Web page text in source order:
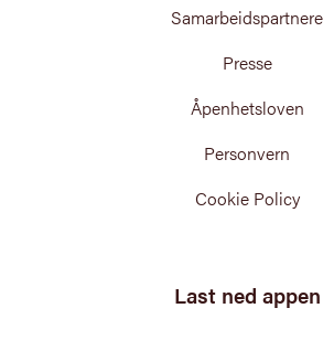
Samarbeidspartnere
Presse
Åpenhetsloven
Personvern
Cookie Policy
Last ned appen